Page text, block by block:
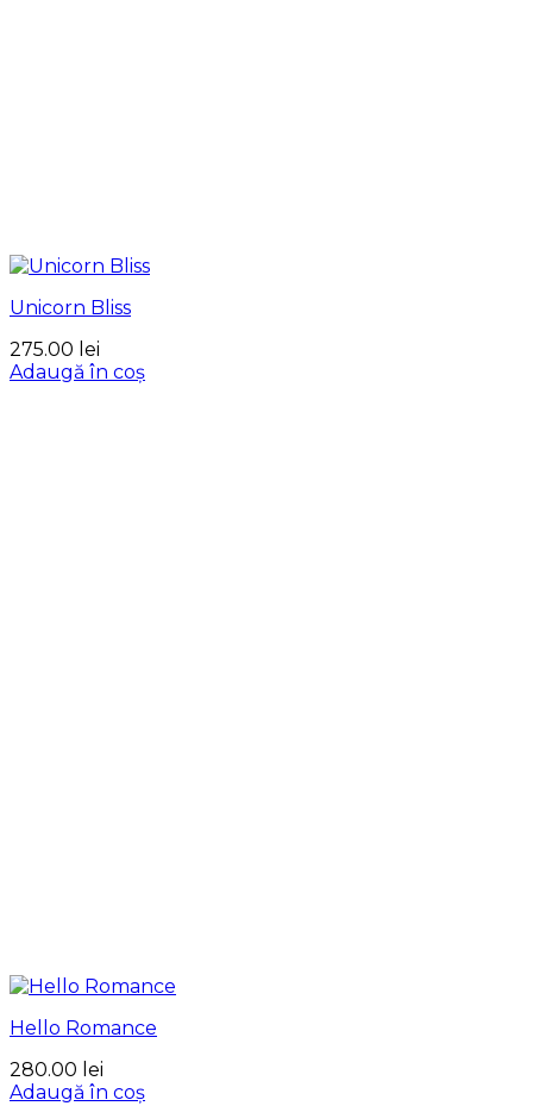
Unicorn Bliss
275.00 lei
Adaugă în coș
Hello Romance
280.00 lei
Adaugă în coș